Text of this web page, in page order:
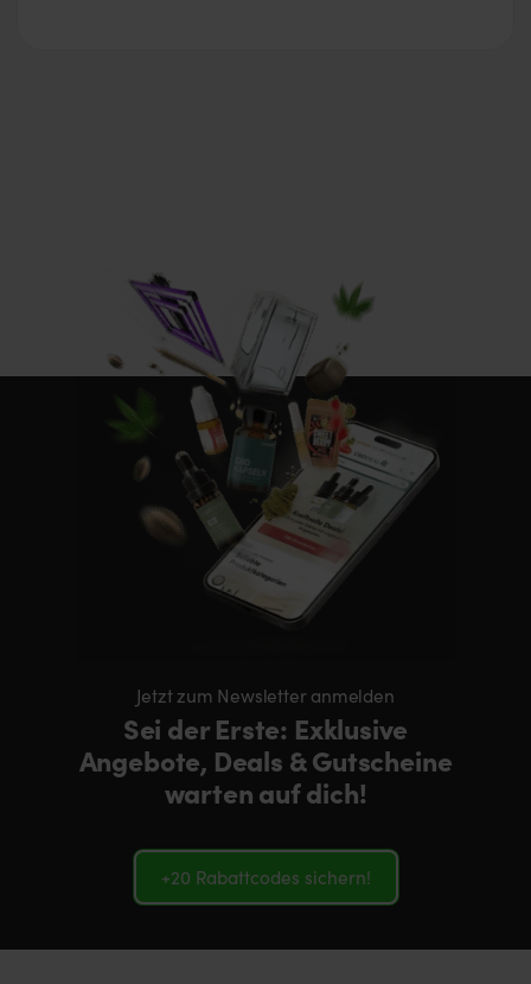
Jetzt zum Newsletter anmelden
Sei der Erste: Exklusive
Angebote, Deals & Gutscheine
warten auf dich!
+20 Rabattcodes sichern!